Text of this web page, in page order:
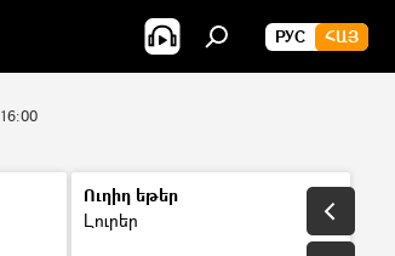
РУС ՀԱՅ
16:00
Ուղիղ եթեր
Լուրեր